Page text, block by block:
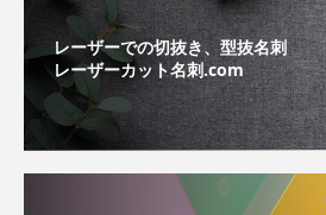
レーザーでの切抜き、型抜名刺
レーザーカット名刺.com